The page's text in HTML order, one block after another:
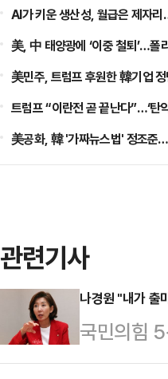
AI가 키운 생산성, 월급은 제자
美, 中 태양광에 ‘이중 철퇴’…폴
美민주, 트럼프 후원한 韓기업
트럼프 “이란전 곧 끝난다”…‘탄
美공화, 韓 '가짜뉴스법' 정조준
관련기사
나경원 "내가 출
국민의힘
당장 재선